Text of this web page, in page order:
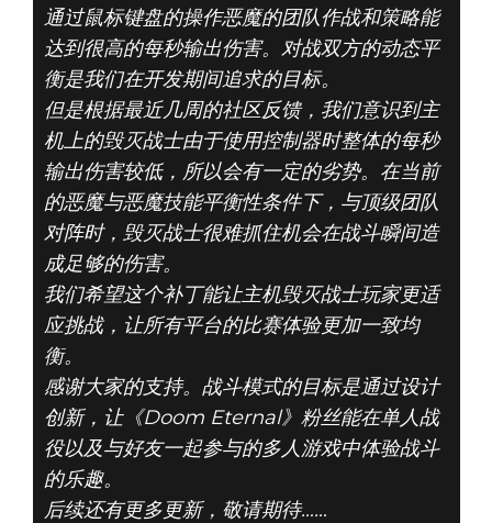
DOOM® Eternal
2020年4月09日
4月9日主机战斗
模式更新
通过鼠标键盘的操作恶魔的团队作战和策略能
达到很高的每秒输出伤害。对战双方的动态平
衡是我们在开发期间追求的目标。
但是根据最近几周的社区反馈，我们意识到主
机上的毁灭战士由于使用控制器时整体的每秒
输出伤害较低，所以会有一定的劣势。在当前
的恶魔与恶魔技能平衡性条件下，与顶级团队
对阵时，毁灭战士很难抓住机会在战斗瞬间造
成足够的伤害。
我们希望这个补丁能让主机毁灭战士玩家更适
应挑战，让所有平台的比赛体验更加一致均
衡。
感谢大家的支持。战斗模式的目标是通过设计
创新，让《Doom Eternal》粉丝能在单人战
役以及与好友一起参与的多人游戏中体验战斗
的乐趣。
后续还有更多更新，敬请期待……